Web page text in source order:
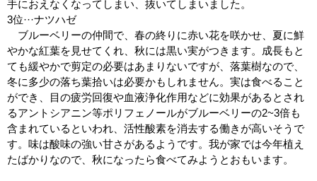
手におえなくなってしまい、抜いてしまいました。
3位···ナツハゼ
ブルーベリーの仲間で、春の終りに赤い花を咲かせ、夏に鮮
やかな紅葉を見せてくれ、秋には黒い実がつきます。成長もと
ても緩やかで剪定の必要はあまりないですが、落葉樹なので、
冬に多少の落ち葉拾いは必要かもしれません。実は食べること
ができ、目の疲労回復や血液浄化作用などに効果があるとされ
るアントシアニン等ポリフェノールがブルーベリーの2~3倍も
含まれているといわれ、活性酸素を消去する働きが高いそうで
す。味は酸味の強い甘さがあるようです。我が家では今年植え
たばかりなので、秋になったら食べてみようとおもいます。